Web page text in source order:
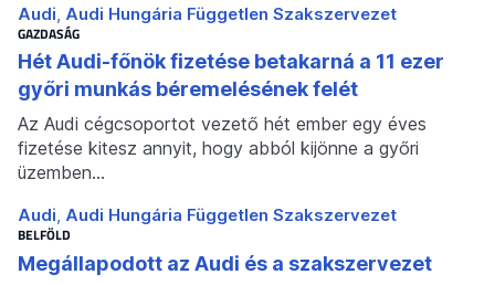
Audi Audi Hungária Független Szakszervezet
GAZDASÁG
Hét Audi-főnök fizetése betakarná a 11 ezer
győri munkás béremelésének felét
Az Audi cégcsoportot vezető hét ember egy éves
fizetése kitesz annyit, hogy abból kijönne a győri
üzemben…
Audi Audi Hungária Független Szakszervezet
BELFÖLD
Megállapodott az Audi és a szakszervezet